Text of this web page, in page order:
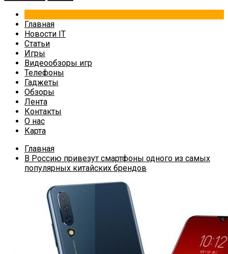
Главная
Новости IT
Статьи
Игры
Видеообзоры игр
Телефоны
Гаджеты
Обзоры
Лента
Контакты
О нас
Карта
Главная
В Россию привезут смартфоны одного из самых
популярных китайских брендов